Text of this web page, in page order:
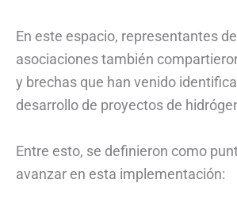
En este espacio, representantes
asociaciones también
y brechas que han venido
desarrollo de proyectos de
Entre esto, se definieron como
avanzar en esta implementación: